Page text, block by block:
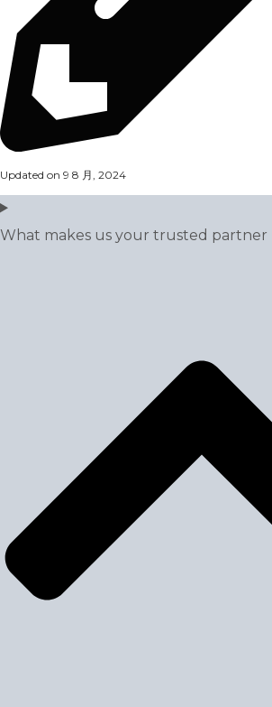
Updated on 9 8 月, 2024
What makes us your trusted partner